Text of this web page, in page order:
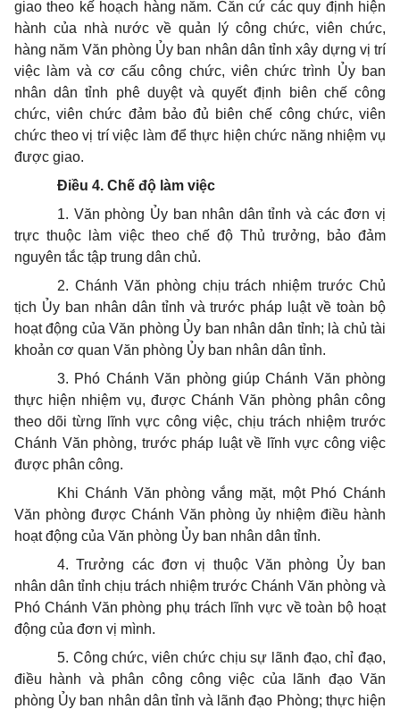
giao theo kế hoạch hàng năm. Căn cứ các quy định hiện
hành của nhà nước về quản lý công chức, viên chức,
hàng năm Văn phòng Ủy ban nhân dân tỉnh xây dựng vị trí
việc làm và cơ cấu công chức, viên chức trình Ủy ban
nhân dân tỉnh phê duyệt và quyết định biên chế công
chức, viên chức đảm bảo đủ biên chế công chức, viên
chức theo vị trí việc làm để thực hiện chức năng nhiệm vụ
được giao.
Điều 4. Chế độ làm việc
1. Văn phòng Ủy ban nhân dân tỉnh và các đơn vị
trực thuộc làm việc theo chế độ Thủ trưởng, bảo đảm
nguyên tắc tập trung dân chủ.
2. Chánh Văn phòng chịu trách nhiệm trước Chủ
tịch Ủy ban nhân dân tỉnh và trước pháp luật về toàn bộ
hoạt động của Văn phòng Ủy ban nhân dân tỉnh; là chủ tài
khoản cơ quan Văn phòng Ủy ban nhân dân tỉnh.
3. Phó Chánh Văn phòng giúp Chánh Văn phòng
thực hiện nhiệm vụ, được Chánh Văn phòng phân công
theo dõi từng lĩnh vực công việc, chịu trách nhiệm trước
Chánh Văn phòng, trước pháp luật về lĩnh vực công việc
được phân công.
Khi Chánh Văn phòng vắng mặt, một Phó Chánh
Văn phòng được Chánh Văn phòng ủy nhiệm điều hành
hoạt động của Văn phòng Ủy ban nhân dân tỉnh.
4. Trưởng các đơn vị thuộc Văn phòng Ủy ban
nhân dân tỉnh chịu trách nhiệm trước Chánh Văn phòng và
Phó Chánh Văn phòng phụ trách lĩnh vực vềtoàn bộ hoạt
động của đơn vị mình.
5. Công chức, viên chức chịu sự lãnh đạo, chỉ đạo,
điều hành và phân công công việc của lãnh đạo Văn
phòng Ủy ban nhân dân tỉnh và lãnh đạo Phòng; thực hiện